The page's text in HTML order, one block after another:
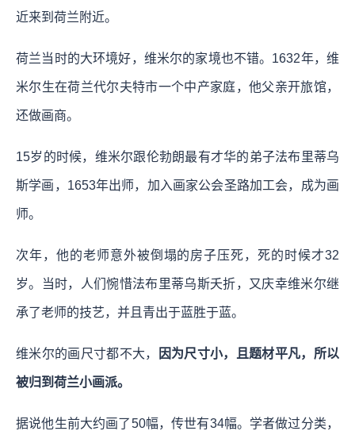
近来到荷兰附近。
荷兰当时的大环境好，维米尔的家境也不错。1632年，维
米尔生在荷兰代尔夫特市一个中产家庭，他父亲开旅馆，
还做画商。
15岁的时候，维米尔跟伦勃朗最有才华的弟子法布里蒂乌
斯学画，1653年出师，加入画家公会圣路加工会，成为画
师。
次年，他的老师意外被倒塌的房子压死，死的时候才32
岁。当时，人们惋惜法布里蒂乌斯夭折，又庆幸维米尔继
承了老师的技艺，并且青出于蓝胜于蓝。
维米尔的画尺寸都不大， 因为尺寸小，且题材平凡，所以
被归到荷兰小画派。
据说他生前大约画了50幅，传世有34幅。学者做过分类，